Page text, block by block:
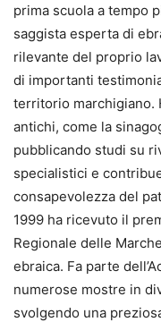
prima scuola a tempo
saggista esperta di
rilevante del proprio
di importanti
territorio marchigiano.
antichi, come la
pubblicando studi su
specialistici e
consapevolezza del
1999 ha ricevuto il
Regionale delle
ebraica. Fa parte
numerose mostre in
svolgendo una